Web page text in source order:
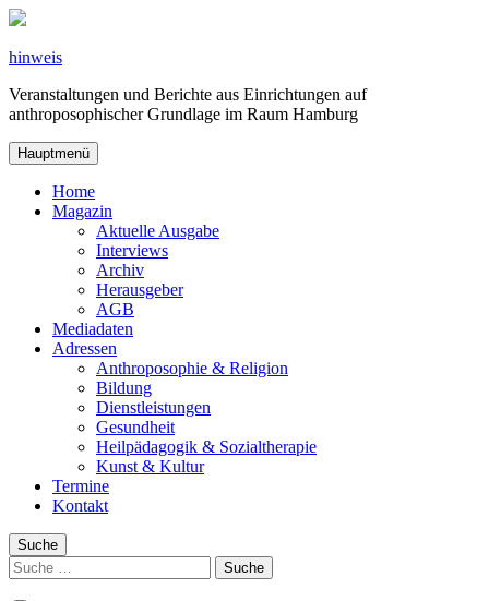
Zum
springen
hinweis
Veranstaltungen und Berichte aus Einrichtungen auf
anthroposophischer Grundlage im Raum Hamburg
Hauptmenü
Home
Magazin
Aktuelle Ausgabe
Interviews
Archiv
Herausgeber
AGB
Mediadaten
Adressen
Anthroposophie & Religion
Bildung
Dienstleistungen
Gesundheit
Heilpädagogik & Sozialtherapie
Kunst & Kultur
Termine
Kontakt
Suche
Suchen
nach: